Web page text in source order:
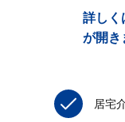
詳しく
が開き
居宅